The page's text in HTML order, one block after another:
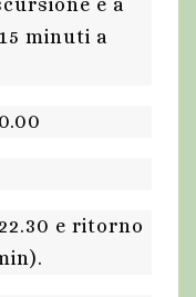
minuti a
e ritorno